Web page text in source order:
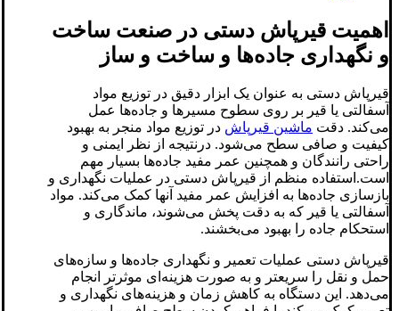
اهمیت قیرپاش دستی در صنعت ساخت
و نگهداری جاده‌ها و ساخت و ساز
قیرپاش دستی به عنوان یک ابزار دقیق در توزیع مواد
آسفالتی یا قیر بر روی سطوح مسیرها و جاده‌ها عمل
می‌کند. دقت ماشین قیرپاش در توزیع مواد منجر به بهبود
کیفیت و صافی سطح می‌شود. درنتیجه از نظر ایمنی و
راحتی رانندگان و همچنین عمر مفید جاده‌ها بسیار مهم
است.استفاده منظم از قیرپاش دستی در عملیات نگهداری و
بازسازی جاده‌ها به افزایش عمر مفید آنها کمک می‌کند. مواد
آسفالتی یا قیر که به دقت پخش می‌شوند، ماندگاری و
استحکام جاده را بهبود می‌بخشند.
قیرپاش دستی عملیات تعمیر و نگهداری جاده‌ها و سازه‌های
حمل و نقل را سریعتر و به صورت هزینه‌ای موثرتر انجام
می‌دهد. این دستگاه به کاهش زمان و هزینه‌های نگهداری و